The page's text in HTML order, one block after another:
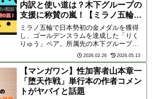
内訳と使い道は？木下グループの
支援に称賛の嵐！【ミラノ五輪金
メダル】
ミラノ五輪で日本勢初の金メダルを獲得
し、ゴールデンスラムを達成した「りく
りゅう」ペア。所属先の木下グループか
ら贈られた報奨金6800万円の内訳や家族
への使い道を解説します。長年の支援に
対する称賛の声や、逆転劇の舞台裏、次
世代への希望をまとめた感動の記録で
す。
2026.02.26 2026.05.13
【マンガワン】性加害者山本章一
「堕天作戦」単行本の作者コメン
トがヤバイと話題